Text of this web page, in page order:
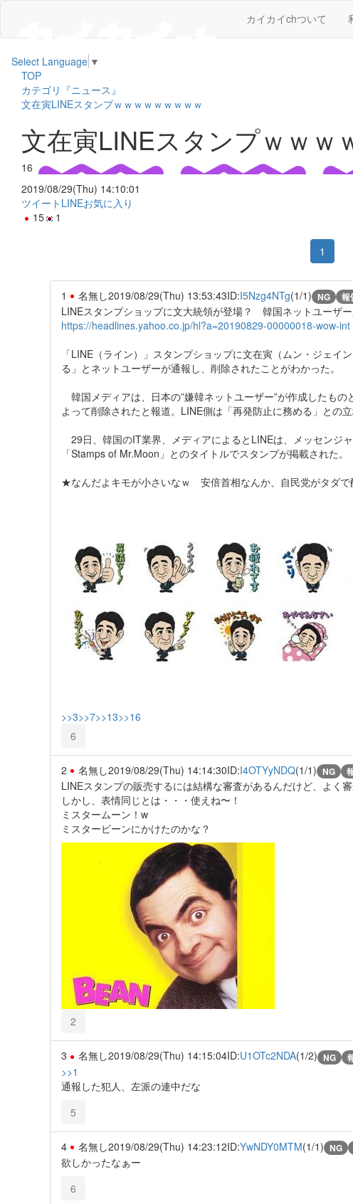
カイカイchついて
Select Language ▼
TOP
カテゴリ『ニュース』
文在寅LINEスタンプｗｗｗｗｗｗｗｗｗ
文在寅LINEスタンプｗｗｗ
16
2019/08/29(Thu) 14:10:01
ツイート LINEお気に入り
15
1
1
1 名無し2019/08/29(Thu) 13:53:43ID:I5Nzg4NTg(1/1) NG 報
LINEスタンプショップに文大統領が登場？ 韓国ネットユーザ
https://headlines.yahoo.co.jp/hl?a=20190829-00000018-wow-int
「LINE（ライン）」スタンプショップに文在寅（ムン・ジェ
る」とネットユーザーが通報し、削除されたことがわかった。
韓国メディアは、日本の”嫌韓ネットユーザー”が作成したも
よって削除されたと報道。LINE側は「再発防止に務める」との立
29日、韓国のIT業界、メディアによるとLINEは、メッセンジ
「Stamps of Mr.Moon」とのタイトルでスタンプが掲載された。
★なんだよキモが小さいなｗ 安倍首相なんか、自民党がタダで
>>3>>7>>13>>16
6
2 名無し2019/08/29(Thu) 14:14:30ID:I4OTYyNDQ(1/1) NG
LINEスタンプの販売するには結構な審査があるんだけど、よく審
しかし、表情同じとは・・・使えね〜！
ミスタームーン！w
ミスタービーンにかけたのかな？
2
3 名無し2019/08/29(Thu) 14:15:04ID:U1OTc2NDA(1/2) NG
>>1
通報した犯人、左派の連中だな
5
4 名無し2019/08/29(Thu) 14:23:12ID:YwNDY0MTM(1/1) NG
欲しかったなぁー
6